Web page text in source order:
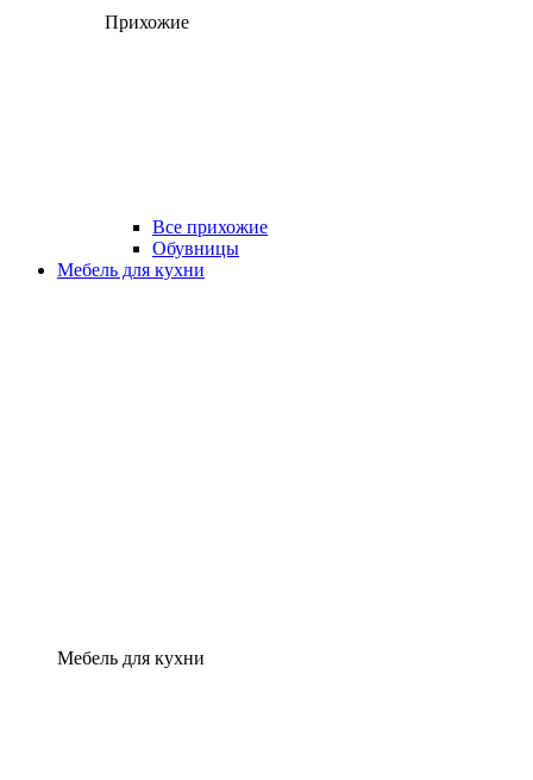
Прихожие
Все прихожие
Обувницы
Мебель для кухни
Мебель для кухни